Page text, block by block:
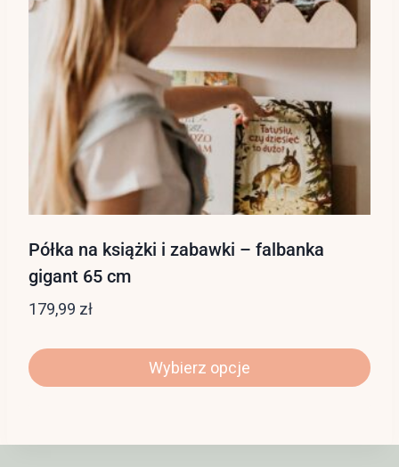
Półka na książki i zabawki – falbanka
gigant 65 cm
179,99 zł
Wybierz opcje